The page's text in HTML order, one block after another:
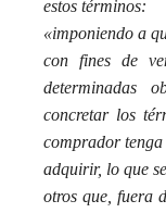
estos términos:
«imponiendo a
con fines de
determinadas
concretar los
comprador
adquirir, lo que
otros que, fuera